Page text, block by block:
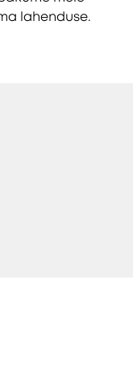
lahenduse.